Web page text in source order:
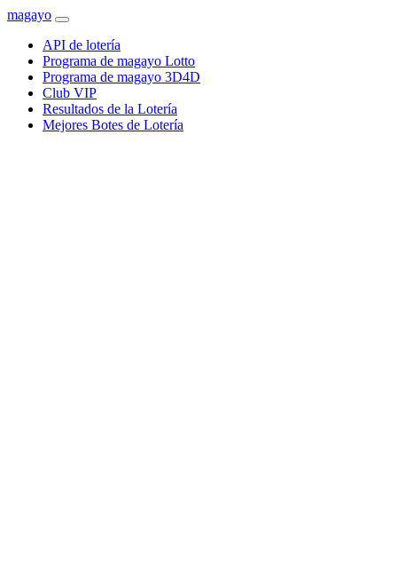
magayo
API de lotería
Programa de magayo Lotto
Programa de magayo 3D4D
Club VIP
Resultados de la Lotería
Mejores Botes de Lotería